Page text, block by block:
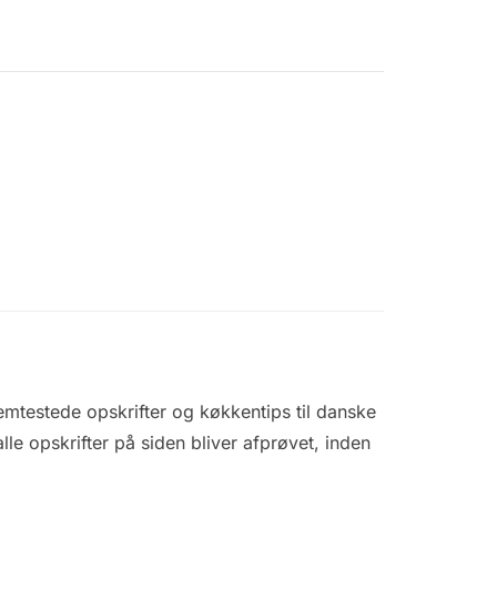
opskrifter og køkkentips til danske
opskrifter på siden bliver afprøvet, inden